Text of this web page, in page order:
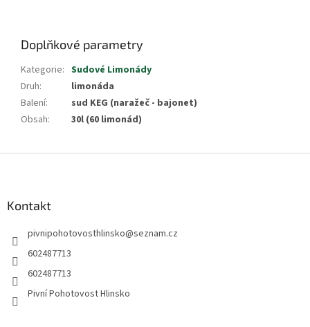
Doplňkové parametry
Kategorie: Sudové Limonády
Druh:
limonáda
Balení:
sud KEG (naražeč - bajonet)
Obsah: 30l (60 limonád)
Kontakt
pivnipohotovosthlinsko@seznam.cz
602487713
602487713
Pivní Pohotovost Hlinsko